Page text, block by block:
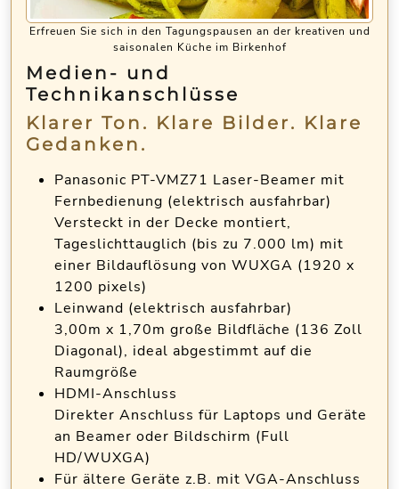
Erfreuen Sie sich in den Tagungspausen an der kreativen und
saisonalen Küche im Birkenhof
Medien- und
Technikanschlüsse
Klarer Ton. Klare Bilder. Klare
Gedanken.
Panasonic PT-VMZ71 Laser-Beamer mit
Fernbedienung (elektrisch ausfahrbar)
Versteckt in der Decke montiert,
Tageslichttauglich (bis zu 7.000 lm) mit
einer Bildauflösung von WUXGA (1920 x
1200 pixels)
Leinwand (elektrisch ausfahrbar)
3,00m x 1,70m große Bildfläche (136 Zoll
Diagonal), ideal abgestimmt auf die
Raumgröße
HDMI-Anschluss
Direkter Anschluss für Laptops und Geräte
an Beamer oder Bildschirm (Full
HD/WUXGA)
Für ältere Geräte z.B. mit VGA-Anschluss